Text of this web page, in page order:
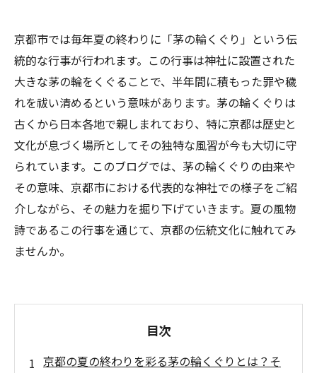
京都市では毎年夏の終わりに「茅の輪くぐり」という伝
統的な行事が行われます。この行事は神社に設置された
大きな茅の輪をくぐることで、半年間に積もった罪や穢
れを祓い清めるという意味があります。茅の輪くぐりは
古くから日本各地で親しまれており、特に京都は歴史と
文化が息づく場所としてその独特な風習が今も大切に守
られています。このブログでは、茅の輪くぐりの由来や
その意味、京都市における代表的な神社での様子をご紹
介しながら、その魅力を掘り下げていきます。夏の風物
詩であるこの行事を通じて、京都の伝統文化に触れてみ
ませんか。
目次
京都の夏の終わりを彩る茅の輪くぐりとは？そ